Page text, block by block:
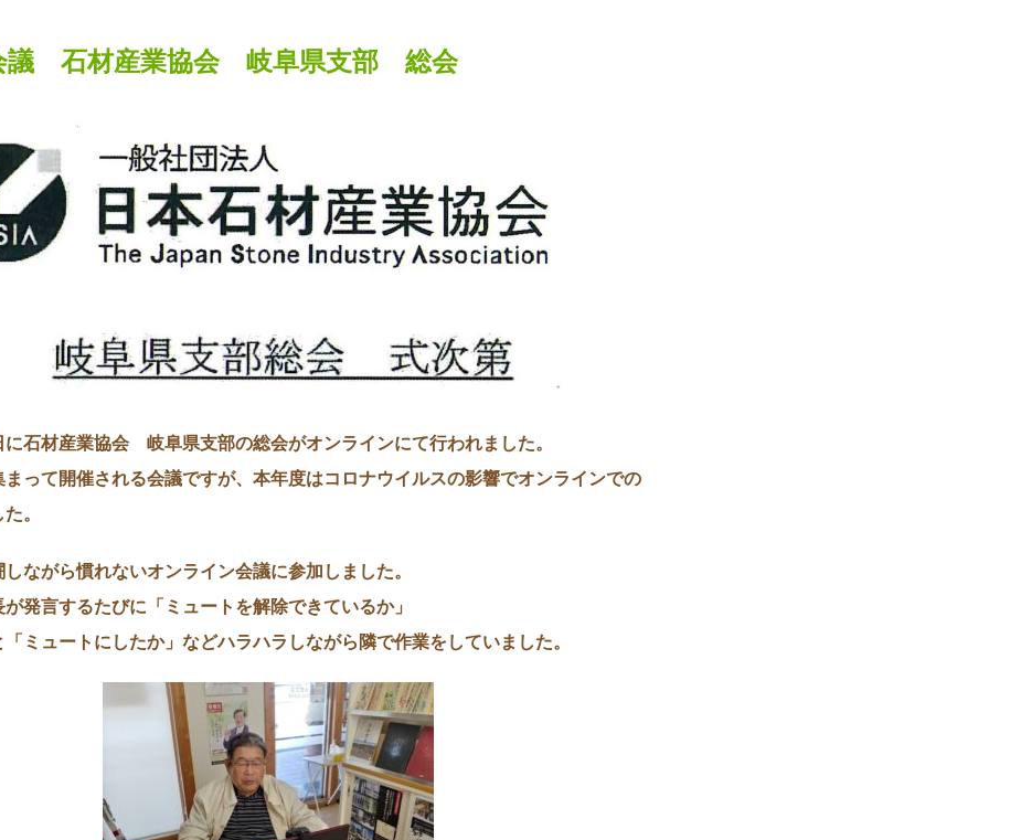
議 石材産業協会 岐阜県支部 総会
に石材産業協会 岐阜県支部の総会がオンラインにて行われました。
って開催される会議ですが、本年度はコロナウイルスの影響でオンラインでの
。
ながら慣れないオンライン会議に参加しました。
発言するたびに「ミュートを解除できているか」
ミュートにしたか」などハラハラしながら隣で作業をしていました。